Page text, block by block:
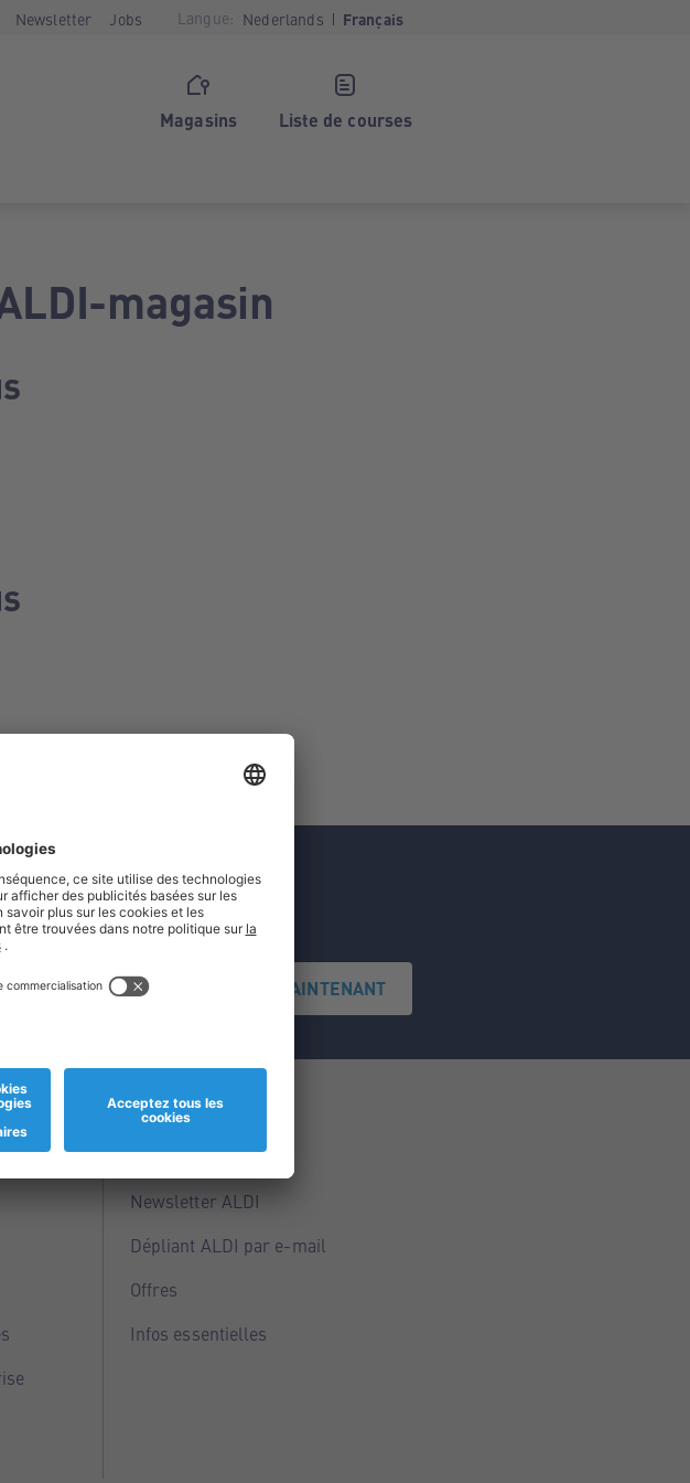
Newsletter Jobs Langue: Nederlands Français
Magasins Liste de courses
magasin
S'INSCRIRE MAINTENANT
Service
Points ALDI
Newsletter ALDI
Dépliant ALDI par e-mail
Offres
Infos essentielles